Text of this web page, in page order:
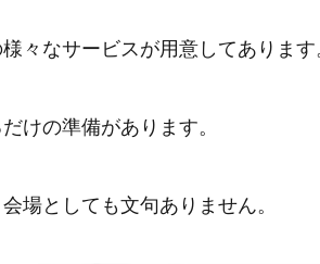
々なサービスが用意してあります
けの準備があります。
場としても文句ありません。